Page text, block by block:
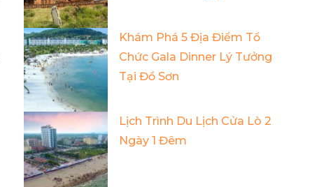
Khám Phá 5 Địa Điểm Tổ
Chức Gala Dinner Lý Tưởng
Tại Đồ Sơn
Lịch Trình Du Lịch Cửa Lò 2
Ngày 1 Đêm